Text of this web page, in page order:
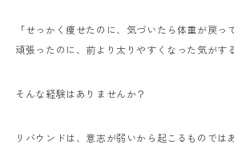
「せっかく痩せたのに、気づいたら体重が戻っ
頑張ったのに、前より太りやすくなった気がする
そんな経験はありませんか？
リバウンドは、意志が弱いから起こるものでは